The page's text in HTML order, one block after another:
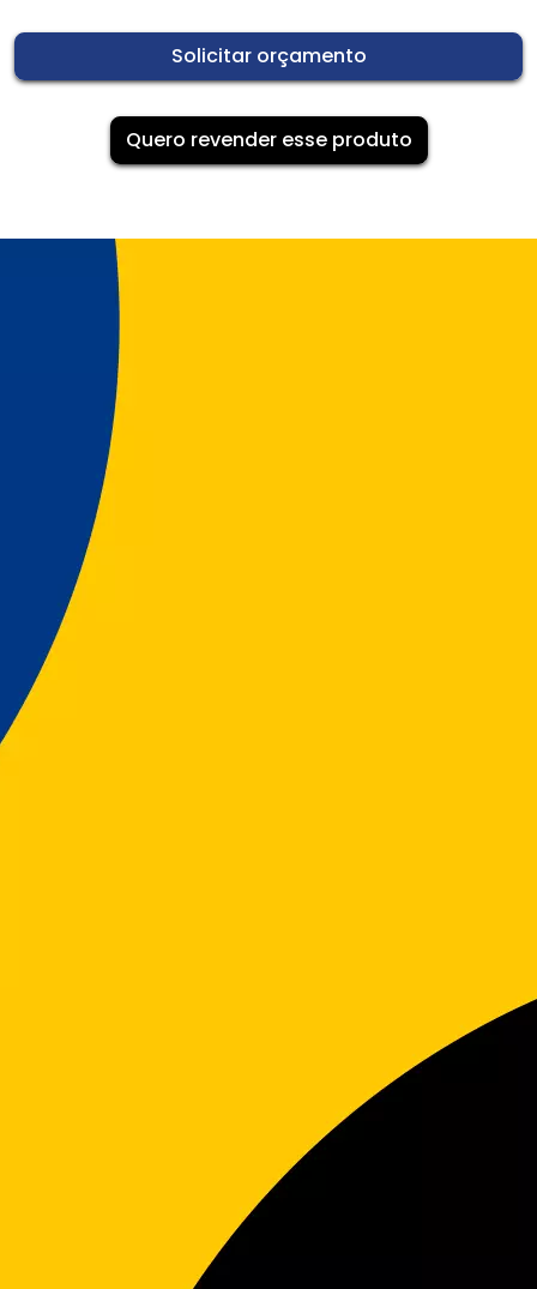
Solicitar orçamento
Quero revender esse produto